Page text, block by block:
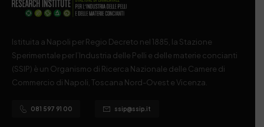
Istituita a Napoli per Regio Decreto nel 1885, la Stazione
Sperimentale per l’Industria delle Pelli e delle materie concianti
(SSIP) è un Organismo di Ricerca Nazionale delle Camere di
Commercio di Napoli, Toscana Nord-Ovest e Vicenza.
081 597 91 00 ssip@ssip.it